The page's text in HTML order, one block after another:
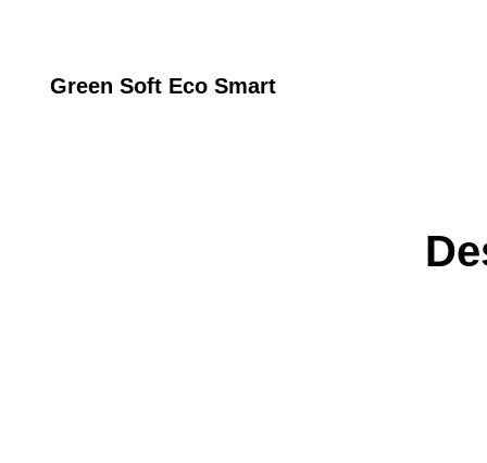
Green Soft Eco Smart